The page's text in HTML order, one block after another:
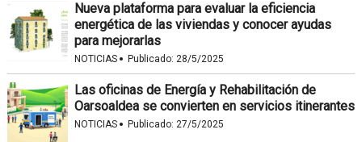
Nueva plataforma para evaluar la eficiencia
energética de las viviendas y conocer ayudas
para mejorarlas
NOTICIAS · Publicado: 28/5/2025
Las oficinas de Energía y Rehabilitación de
Oarsoaldea se convierten en servicios itinerantes
NOTICIAS · Publicado: 27/5/2025